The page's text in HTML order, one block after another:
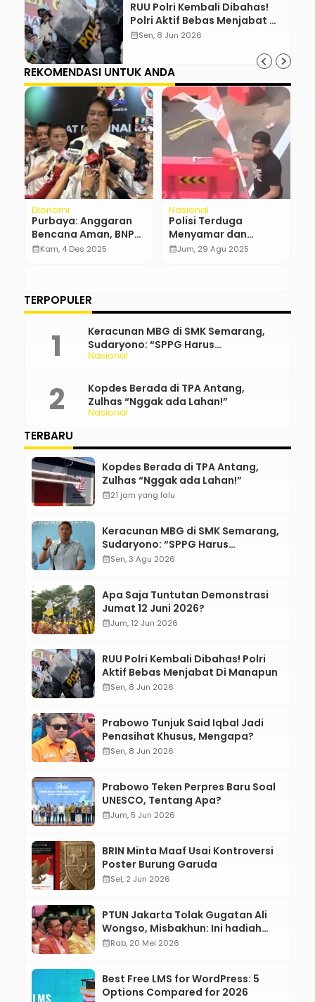
RUU Polri Kembali Dibahas!
Polri Aktif Bebas Menjabat Di
Manapun
calendar_monthSen, 8 Jun 2026
REKOMENDASI UNTUK ANDA
Ekonomi
Purbaya: Anggaran
Bencana Aman, BNPB
Tinggal Ajukan Saja
calendar_monthKam, 4 Des 2025
Nasional
Polisi Terduga
Menyamar dan
Membuat Kericuhan
calendar_monthJum, 29 Agu 2025
TERPOPULER
Nasional
Keracunan MBG di SMK Semarang,
Sudaryono: “SPPG Harus
Bertanggung Jawab!”
Nasional
Kopdes Berada di TPA Antang,
Zulhas “Nggak ada Lahan!”
TERBARU
Kopdes Berada di TPA Antang,
Zulhas “Nggak ada Lahan!”
calendar_month21 jam yang lalu
Keracunan MBG di SMK Semarang,
Sudaryono: “SPPG Harus
Bertanggung Jawab!”
calendar_monthSen, 3 Agu 2026
Apa Saja Tuntutan Demonstrasi
Jumat 12 Juni 2026?
calendar_monthJum, 12 Jun 2026
RUU Polri Kembali Dibahas! Polri
Aktif Bebas Menjabat Di Manapun
calendar_monthSen, 8 Jun 2026
Prabowo Tunjuk Said Iqbal Jadi
Penasihat Khusus, Mengapa?
calendar_monthSen, 8 Jun 2026
Prabowo Teken Perpres Baru Soal
UNESCO, Tentang Apa?
calendar_monthJum, 5 Jun 2026
BRIN Minta Maaf Usai Kontroversi
Poster Burung Garuda
calendar_monthSel, 2 Jun 2026
PTUN Jakarta Tolak Gugatan Ali
Wongso, Misbakhun: Ini hadiah
Ulang Tahun Ke-66 SOKSI
calendar_monthRab, 20 Mei 2026
Best Free LMS for WordPress: 5
Options Compared for 2026